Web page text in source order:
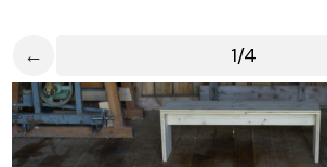
← 1/4